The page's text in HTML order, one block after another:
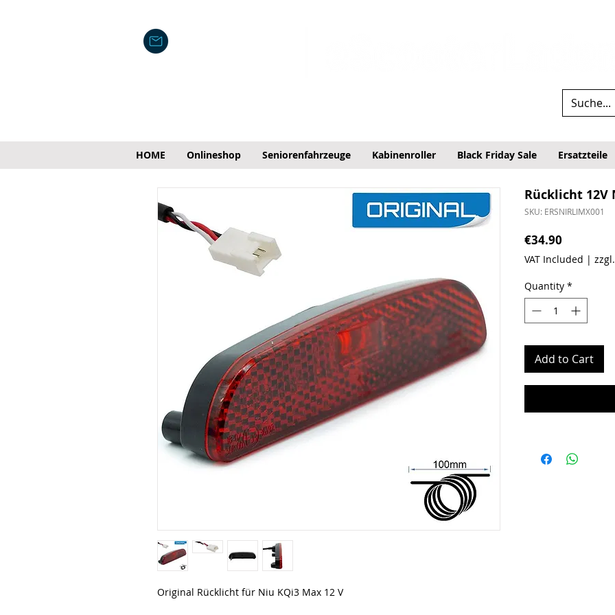
HOME Onlineshop Seniorenfahrzeuge Kabinenroller Black Friday Sale Ersatzteile
Original Rücklicht für Niu KQi3 Max 12 V
Rücklicht 12V
SKU: ERSNIRLIMX001
€34.90Price
VAT Included |
Quantity *
Add to Cart